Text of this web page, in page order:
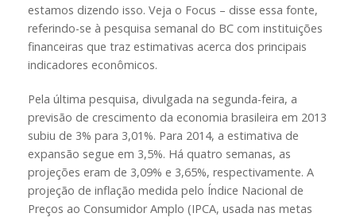
estamos dizendo isso. Veja o Focus – disse essa fonte,
referindo-se à pesquisa semanal do BC com instituições
financeiras que traz estimativas acerca dos principais
indicadores econômicos.
Pela última pesquisa, divulgada na segunda-feira, a
previsão de crescimento da economia brasileira em 2013
subiu de 3% para 3,01%. Para 2014, a estimativa de
expansão segue em 3,5%. Há quatro semanas, as
projeções eram de 3,09% e 3,65%, respectivamente. A
projeção de inflação medida pelo Índice Nacional de
Preços ao Consumidor Amplo (IPCA, usada nas metas